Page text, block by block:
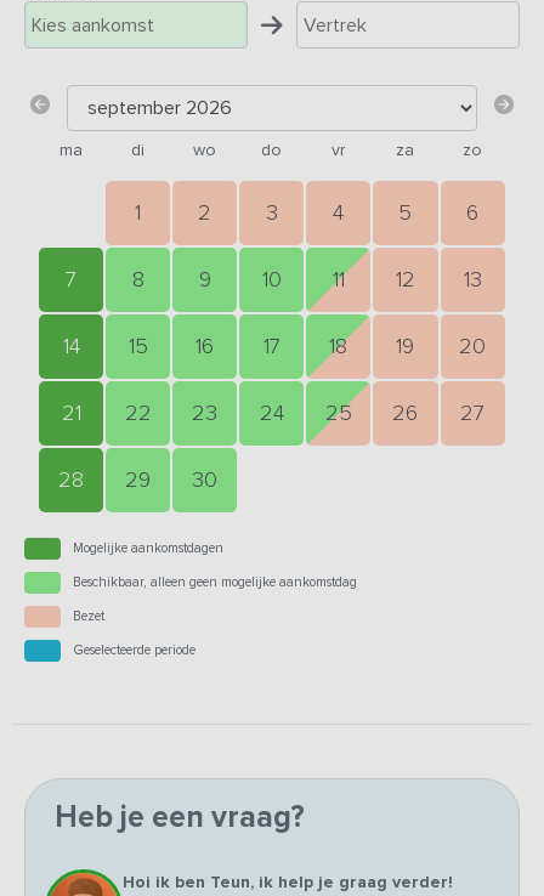
ma di wo do vr za zo
1 2 3 4 5 6
7 8 9 10 11 12 13
14 15 16 17 18 19 20
21 22 23 24 25 26 27
28 29 30
Mogelijke aankomstdagen
Beschikbaar, alleen geen mogelijke aankomstdag
Bezet
Geselecteerde periode
Heb je een vraag?
Hoi ik ben Teun, ik help je graag verder!